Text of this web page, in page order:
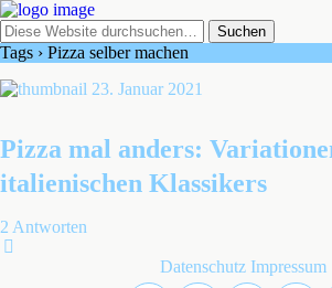
Tags › Pizza selber machen
23. Januar 2021
Pizza mal anders:
italienischen Klassikers
2 Antworten
Datenschutz Impressum